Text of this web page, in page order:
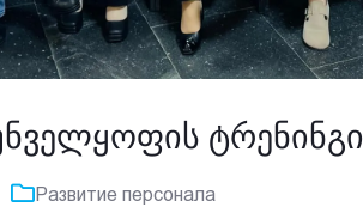
ტრენინგი
Развитие персонала